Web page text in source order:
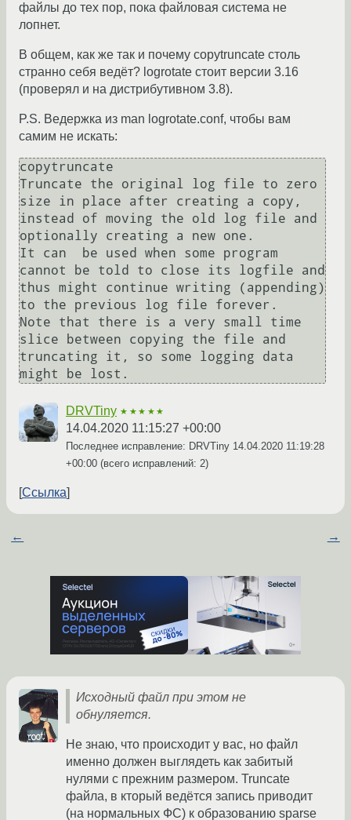
файлы до тех пор, пока файловая система не
лопнет.
В общем, как же так и почему copytruncate столь
странно себя ведёт? logrotate стоит версии 3.16
(проверял и на дистрибутивном 3.8).
P.S. Ведержка из man logrotate.conf, чтобы вам
самим не искать:
copytruncate
Truncate the original log file to zero
size in place after creating a copy,
instead of moving the old log file and
optionally creating a new one.
It can  be used when some program
cannot be told to close its logfile and
thus might continue writing (appending)
to the previous log file forever.
Note that there is a very small time
slice between copying the file and
truncating it, so some logging data
DRVTiny ★★★★★
14.04.2020 11:15:27 +00:00
Последнее исправление: DRVTiny 14.04.2020 11:19:28
+00:00 (всего исправлений: 2)
Ссылка
← →
Исходный файл при этом не
обнуляется.
Не знаю, что происходит у вас, но файл
именно должен выглядеть как забитый
нулями с прежним размером. Truncate
файла, в кторый ведётся запись приводит
(на нормальных ФС) к образованию sparse